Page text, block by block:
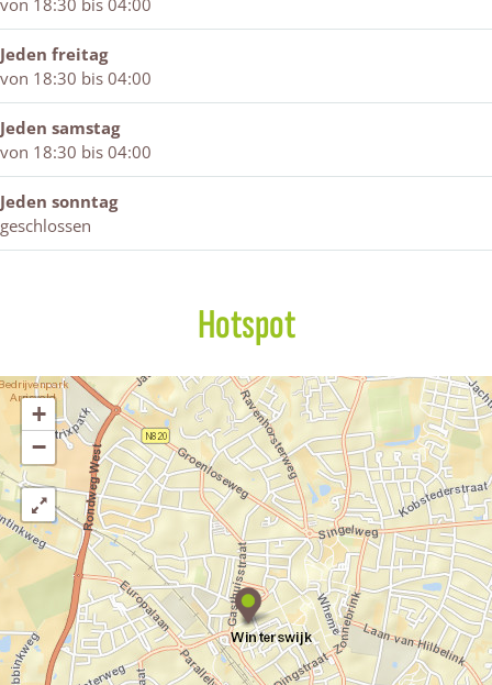
von 18:30 bis 04:00
Jeden freitag
von 18:30 bis 04:00
Jeden samstag
von 18:30 bis 04:00
Jeden sonntag
geschlossen
Hotspot
C
a
f
é
D
+
−